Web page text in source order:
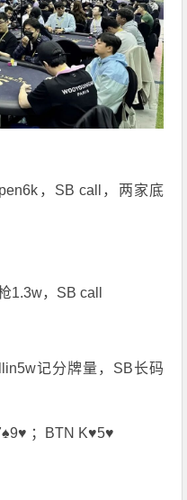
，SB call，两家底
1.3w，SB call
记分牌量，SB长码
；BTN K♥5♥